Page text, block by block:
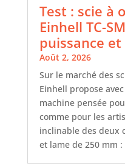
Test : scie à
Einhell TC-
puissance
Août 2, 2026
Sur le marché des
Einhell propose
machine pensée
comme pour les
inclinable des deux
et lame de 250 mm